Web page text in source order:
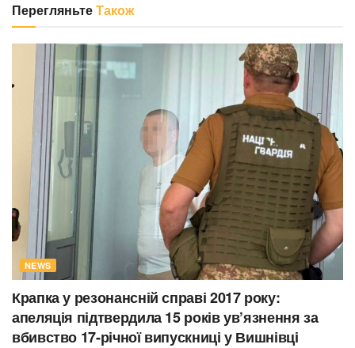
ПерегляньтеТакож
NEWS
Крапка у резонансній справі 2017 року:
апеляція підтвердила 15 років ув’язнення за
вбивство 17-річної випускниці у Вишнівці